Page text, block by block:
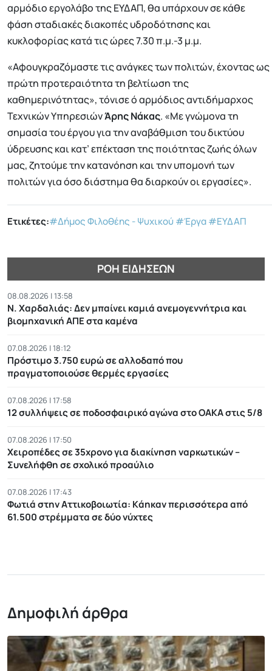
αρμόδιο εργολάβο της ΕΥΔΑΠ, θα υπάρχουν σε κάθε
φάση σταδιακές διακοπές υδροδότησης και
κυκλοφορίας κατά τις ώρες 7.30 π.μ.-3 μ.μ.
«Αφουγκραζόμαστε τις ανάγκες των πολιτών, έχοντας ως
πρώτη προτεραιότητα τη βελτίωση της
καθημερινότητας», τόνισε ό αρμόδιος αντιδήμαρχος
Τεχνικών ΥπηρεσιώνΆρηςΝάκας. «Με γνώμονα τη
σημασία του έργου για την αναβάθμιση του δικτύου
ύδρευσης και κατ’ επέκταση της ποιότητας ζωής όλων
μας, ζητούμε την κατανόηση και την υπομονή των
πολιτών για όσο διάστημα θα διαρκούν οι εργασίες».
Ετικέτες:#Δήμος Φιλοθέης - Ψυχικού #Έργα#ΕΥΔΑΠ
ΡΟΉ ΕΙΔΉΣΕΩΝ
08.08.2026 | 13:58
Ν. Χαρδαλιάς: Δεν μπαίνει καμιά ανεμογεννήτρια και
βιομηχανική ΑΠΕ στα καμένα
07.08.2026 | 18:12
Πρόστιμο 3.750 ευρώ σε αλλοδαπό που
πραγματοποιούσε θερμές εργασίες
07.08.2026 | 17:58
12 συλλήψεις σε ποδοσφαιρικό αγώνα στο ΟΑΚΑ στις 5/8
07.08.2026 | 17:50
Χειροπέδες σε 35χρονο για διακίνηση ναρκωτικών –
Συνελήφθη σε σχολικό προαύλιο
07.08.2026 | 17:43
Φωτιά στην Αττικοβοιωτία: Kάηκαν περισσότερα από
61.500 στρέμματα σε δύο νύχτες
Δημοφιλή άρθρα